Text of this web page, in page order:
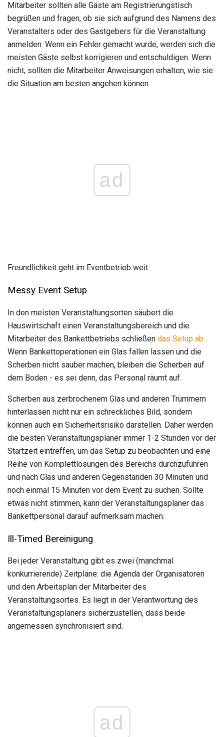
Mitarbeiter sollten alle Gäste am Registrierungstisch
begrüßen und fragen, ob sie sich aufgrund des Namens des
Veranstalters oder des Gastgebers für die Veranstaltung
anmelden. Wenn ein Fehler gemacht wurde, werden sich die
meisten Gäste selbst korrigieren und entschuldigen. Wenn
nicht, sollten die Mitarbeiter Anweisungen erhalten, wie sie
die Situation am besten angehen können.
ad
Freundlichkeit geht im Eventbetrieb weit.
Messy Event Setup
In den meisten Veranstaltungsorten säubert die
Hauswirtschaft einen Veranstaltungsbereich und die
Mitarbeiter des Bankettbetriebs schließen das Setup ab .
Wenn Bankettoperationen ein Glas fallen lassen und die
Scherben nicht sauber machen, bleiben die Scherben auf
dem Boden - es sei denn, das Personal räumt auf.
Scherben aus zerbrochenem Glas und anderen Trümmern
hinterlassen nicht nur ein schreckliches Bild, sondern
können auch ein Sicherheitsrisiko darstellen. Daher werden
die besten Veranstaltungsplaner immer 1-2 Stunden vor der
Startzeit eintreffen, um das Setup zu beobachten und eine
Reihe von Komplettlösungen des Bereichs durchzuführen
und nach Glas und anderen Gegenständen 30 Minuten und
noch einmal 15 Minuten vor dem Event zu suchen. Sollte
etwas nicht stimmen, kann der Veranstaltungsplaner das
Bankettpersonal darauf aufmerksam machen.
Ill-Timed Bereinigung
Bei jeder Veranstaltung gibt es zwei (manchmal
konkurrierende) Zeitpläne: die Agenda der Organisatoren
und den Arbeitsplan der Mitarbeiter des
Veranstaltungsortes. Es liegt in der Verantwortung des
Veranstaltungsplaners sicherzustellen, dass beide
angemessen synchronisiert sind.
ad